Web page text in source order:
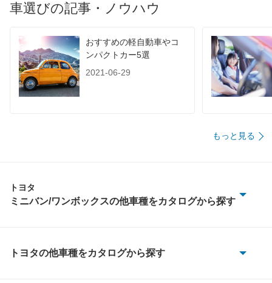
1015 -
装備オプション 装備詳細を見る 装備詳細を見る 装
車選びの記事・ノウハウ
おすすめの軽自動車やコ
ンパクトカー5選
2021-06-29
もっと見る
トヨタ
ミニバン/ワンボックスの他車種をカタログから探す
アルファード
トヨタの他車種をカタログから探す